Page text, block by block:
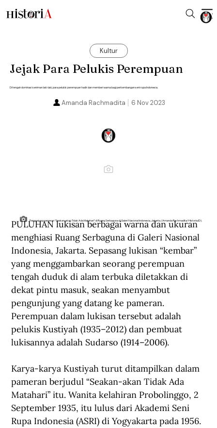
Kultur
Jejak Para Pelukis Perempuan
Di tengah dominasi seniman laki-laki, para pelukis perempuan hadir dan memberi warna bagi perkembangan seni rupa Indonesia.
6 Nov 2023
Amanda Rachmadita
Pengunjung pameran “Seakan-akan Tidak Ada Matahari” di Ruang Serbaguna di Galeri Nasional Indonesia, Jakarta. (Amanda Rachmadita/Historia.ID).
PULUHAN lukisan berbagai warna dan ukuran
menghiasi Ruang Serbaguna di Galeri Nasional
Indonesia, Jakarta. Sepasang lukisan “kembar”
yang menggambarkan seorang perempuan
tengah duduk di alam terbuka diletakkan di
dekat pintu masuk, seakan menyambut
pengunjung yang datang ke pameran.
Perempuan dalam lukisan tersebut adalah
pelukis Kustiyah (1935–2012) dan pembuat
lukisannya adalah Sudarso (1914–2006).
Karya-karya Kustiyah turut ditampilkan dalam
pameran berjudul “Seakan-akan Tidak Ada
Matahari” itu. Wanita kelahiran Probolinggo, 2
September 1935, itu lulus dari Akademi Seni
Rupa Indonesia (ASRI) di Yogyakarta pada 1956.